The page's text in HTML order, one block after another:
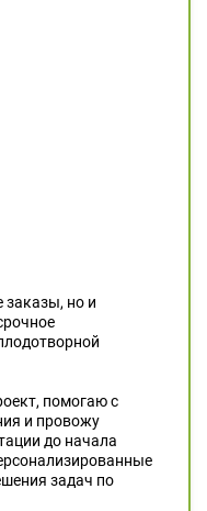
но и
помогаю с
и провожу
до начала
задач по